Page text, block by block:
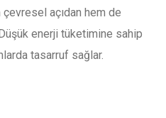
açıdan hem de
enerji tüketimine sahip
tasarruf sağlar.